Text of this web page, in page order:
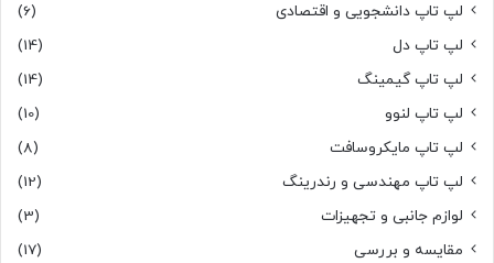
لپ تاپ دانشجویی و اقتصادی
(6)
لپ تاپ دل
(14)
لپ تاپ گیمینگ
(14)
لپ تاپ لنوو
(10)
لپ تاپ مایکروسافت
(8)
لپ تاپ مهندسی و رندرینگ
(12)
لوازم جانبی و تجهیزات
(3)
مقایسه و بررسی
(17)